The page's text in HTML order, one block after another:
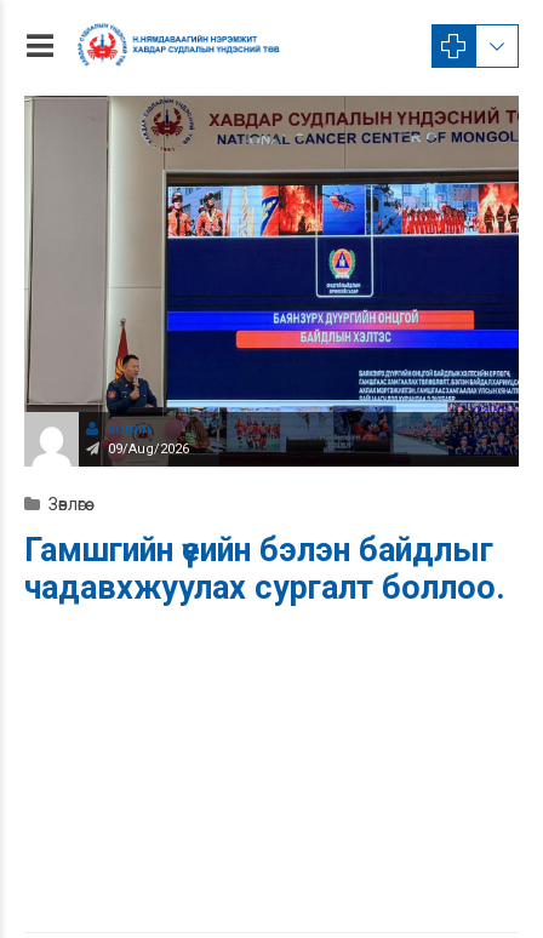
admin
09/Aug/2026
Зөвлөгөө
Гамшгийн үеийн бэлэн байдлыг
чадавхжуулах сургалт боллоо.